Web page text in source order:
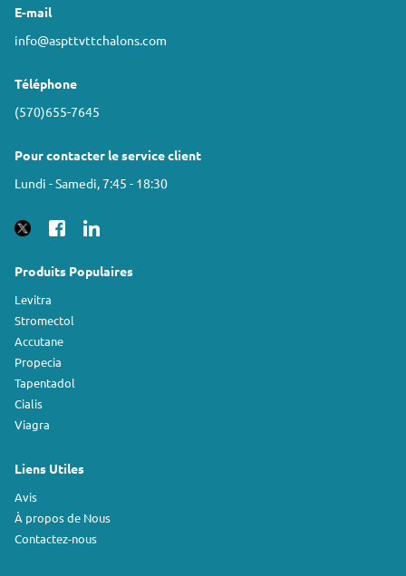
E-mail
info@aspttvttchalons.com
Téléphone
(570)655-7645
Pour contacter le service client
Lundi - Samedi, 7:45 - 18:30
Produits Populaires
Levitra
Stromectol
Accutane
Propecia
Tapentadol
Cialis
Viagra
Liens Utiles
Avis
À propos de Nous
Contactez-nous